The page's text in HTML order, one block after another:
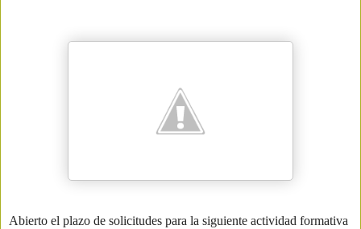
Abierto el plazo de solicitudes para la siguiente actividad formativa